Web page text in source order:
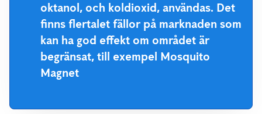
oktanol, och koldioxid, användas. Det
finns flertalet fällor på marknaden som
kan ha god effekt om området är
begränsat, till exempel Mosquito
Magnet